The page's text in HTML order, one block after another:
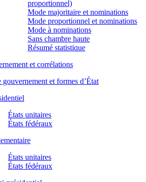
proportionnel)
Mode majoritaire et nominations
Mode proportionnel et nominations
Mode à nominations
Sans chambre haute
Résumé statistique
et corrélations
gouvernement et formes d’État
États unitaires
États fédéraux
États unitaires
États fédéraux